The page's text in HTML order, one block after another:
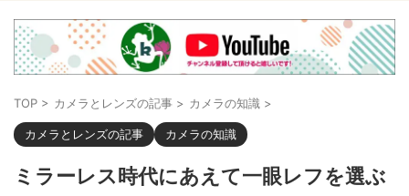
TOP > カメラとレンズの記事 > カメラの知識 >
カメラとレンズの記事 カメラの知識
ミラーレス時代にあえて一眼レフを選ぶ